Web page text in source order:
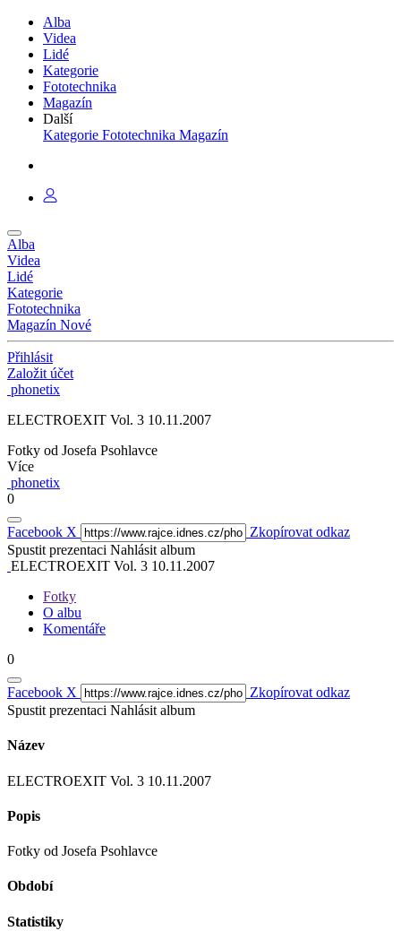
Alba
Videa
Lidé
Kategorie
Fototechnika
Magazín
Další
Kategorie Fototechnika Magazín
Alba
Videa
Lidé
Kategorie
Fototechnika
Magazín Nové
Přihlásit
Založit účet
phonetix
ELECTROEXIT Vol. 3 10.11.2007
Fotky od Josefa Psohlavce
Více
phonetix
0
Facebook X
Zkopírovat odkaz
Spustit prezentaci Nahlásit album
ELECTROEXIT Vol. 3 10.11.2007
Fotky
O albu
Komentáře
0
Facebook X
Zkopírovat odkaz
Spustit prezentaci Nahlásit album
Název
ELECTROEXIT Vol. 3 10.11.2007
Popis
Fotky od Josefa Psohlavce
Období
Statistiky